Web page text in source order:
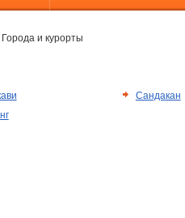
Города и курорты
Сандакан